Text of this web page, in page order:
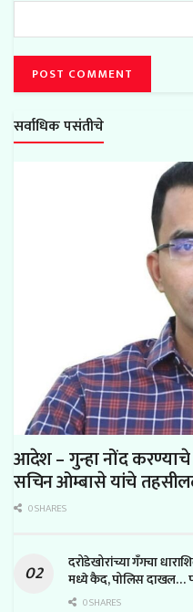
सर्वाधिक पसंतीचे
आदेश – गुन्हा नोंद करण्याचे
सचिन ओम्बासे यांचे
0 SHARES
दरोडेखोरांच्या गँगचा
मध्ये कैद, पोलिस दाखल…
0 SHARES